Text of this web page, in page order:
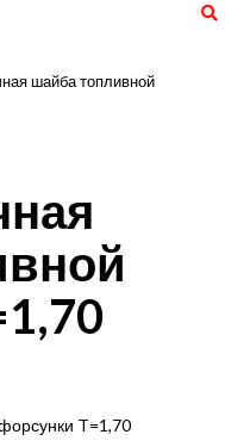
шайба топливной
T=1,70